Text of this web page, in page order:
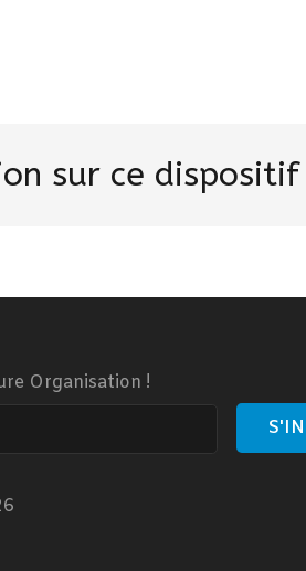
sur ce dispositif
Organisation !